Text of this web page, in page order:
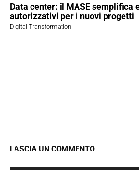
Data center: il MASE semplifica
autorizzativi per i nuovi progetti
Digital Transformation
LASCIA UN COMMENTO